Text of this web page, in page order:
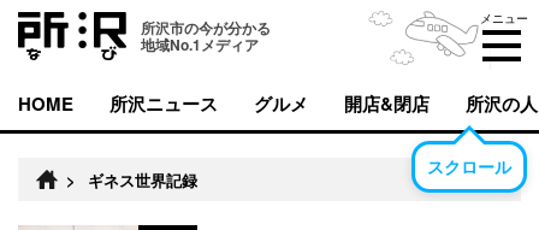
所沢市の今が分かる
地域No.1メディア
メニュー
HOME 所沢ニュース グルメ 開店&閉店 所沢の人
スクロール
> ギネス世界記録